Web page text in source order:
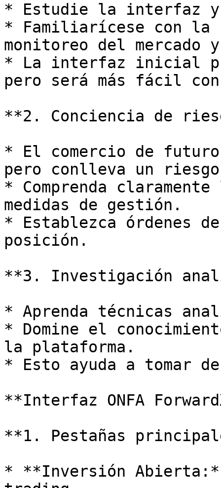
* Estudie la interfaz
* Familiarícese con la
monitoreo del
* La interfaz inicial
pero será más fácil
**2. Conciencia de
* El comercio de
pero conlleva un
* Comprenda
medidas de gestión.
* Establezca órdenes
posición.
**3. Investigación
* Aprenda técnicas
* Domine el
la plataforma.
* Esto ayuda a tomar
**Interfaz ONFA
**1. Pestañas
* **Inversión